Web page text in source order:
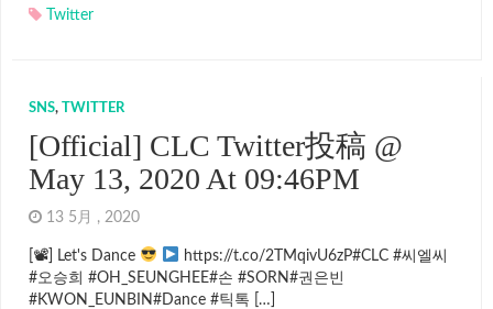
Twitter
SNS, TWITTER
[Official] CLC Twitter投稿 @
May 13, 2020 At 09:46PM
13 5月 , 2020
[📽] Let's Dance
https://t.co/2TMqivU6zP#CLC #씨엘씨
#오승희 #OH_SEUNGHEE#손 #SORN#권은빈
#KWON_EUNBIN#Dance #틱톡 […]